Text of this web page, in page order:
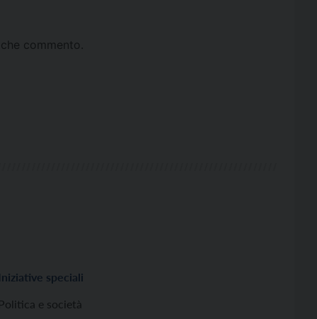
commento.
Iniziative speciali
Politica e società